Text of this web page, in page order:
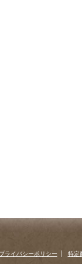
ライバシーポリシー 特定